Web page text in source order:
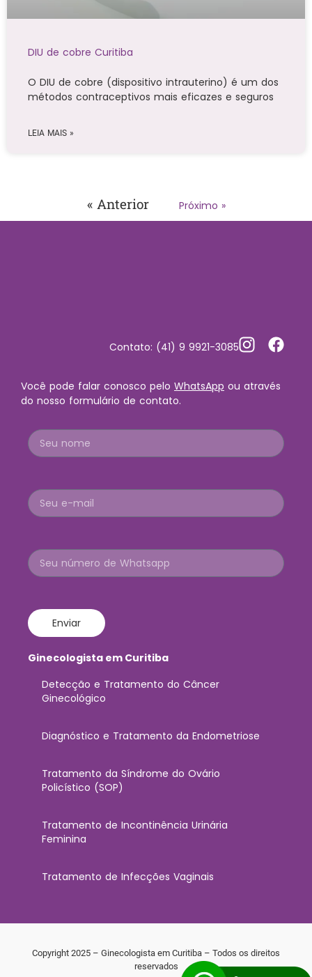
DIU de cobre Curitiba
O DIU de cobre (dispositivo intrauterino) é um dos
métodos contraceptivos mais eficazes e seguros
LEIA MAIS »
« Anterior Próximo »
Contato: (41) 9 9921-3085
Você pode falar conosco pelo WhatsApp ou através
do nosso formulário de contato.
Enviar
Ginecologista em Curitiba
Detecção e Tratamento do Câncer
Ginecológico
Diagnóstico e Tratamento da Endometriose
Tratamento da Síndrome do Ovário
Policístico (SOP)
Tratamento de Incontinência Urinária
Feminina
Tratamento de Infecções Vaginais
Copyright 2025 – Ginecologista em Curitiba – Todos os direitos
reservados